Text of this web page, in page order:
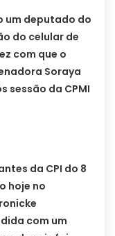
um deputado do
do celular de
com que o
Soraya
sessão da CPMI
da CPI do 8
hoje no
com um